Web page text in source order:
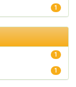
1
1
1